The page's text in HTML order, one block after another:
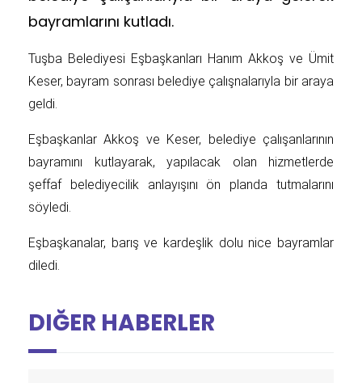
bayramlarını kutladı.
Tuşba Belediyesi Eşbaşkanları Hanım Akkoş ve Ümit
Keser, bayram sonrası belediye çalışnalarıyla bir araya
geldi.
Eşbaşkanlar Akkoş ve Keser, belediye çalışanlarının
bayramını kutlayarak, yapılacak olan hizmetlerde
şeffaf belediyecilik anlayışını ön planda tutmalarını
söyledi.
Eşbaşkanalar, barış ve kardeşlik dolu nice bayramlar
diledi.
DIĞER HABERLER